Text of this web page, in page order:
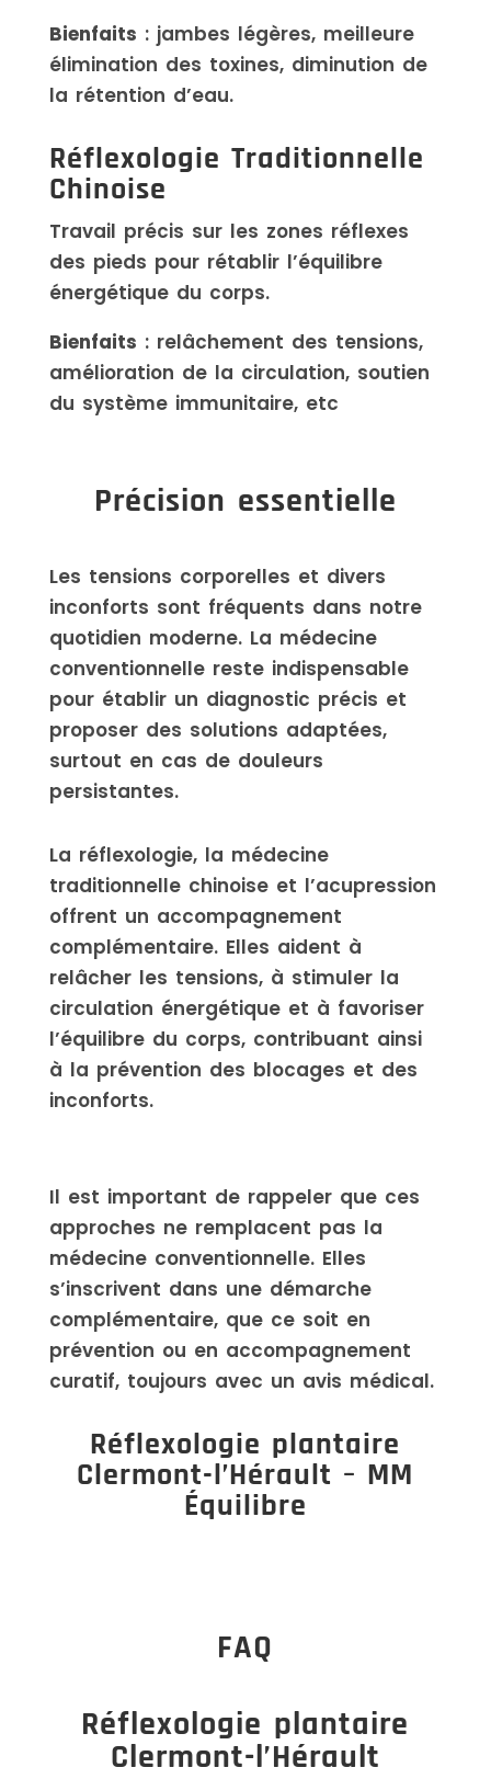
Bienfaits : jambes légères, meilleure
élimination des toxines, diminution de
la rétention d’eau.
Réflexologie Traditionnelle
Chinoise
Travail précis sur les zones réflexes
des pieds pour rétablir l’équilibre
énergétique du corps.
Bienfaits : relâchement des tensions,
amélioration de la circulation, soutien
du système immunitaire, etc
Précision essentielle
Les tensions corporelles et divers
inconforts sont fréquents dans notre
quotidien moderne. La médecine
conventionnelle reste indispensable
pour établir un diagnostic précis et
proposer des solutions adaptées,
surtout en cas de douleurs
persistantes.
La réflexologie, la médecine
traditionnelle chinoise et l’acupression
offrent un accompagnement
complémentaire. Elles aident à
relâcher les tensions, à stimuler la
circulation énergétique et à favoriser
l’équilibre du corps, contribuant ainsi
à la prévention des blocages et des
inconforts.
Il est important de rappeler que ces
approches ne remplacent pas la
médecine conventionnelle. Elles
s’inscrivent dans une démarche
complémentaire, que ce soit en
prévention ou en accompagnement
curatif, toujours avec un avis médical.
Réflexologie plantaire
Clermont-l’Hérault – MM
Équilibre
FAQ
Réflexologie plantaire
Clermont-l’Hérault